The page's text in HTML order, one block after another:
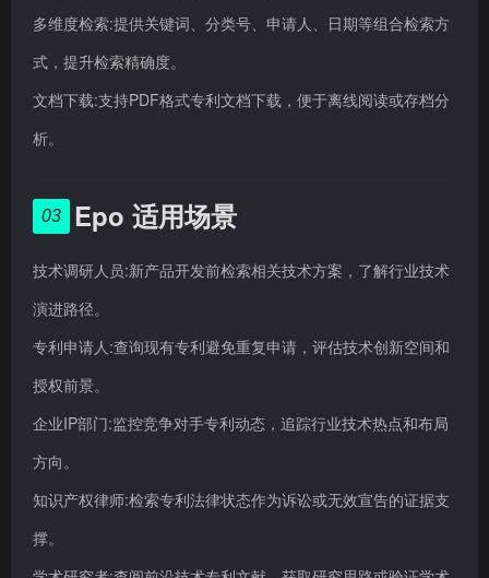
多维度检索:提供关键词、分类号、申请人、日期等组合检索方
式，提升检索精确度。
文档下载:支持PDF格式专利文档下载，便于离线阅读或存档分
析。
03 Epo 适用场景
技术调研人员:新产品开发前检索相关技术方案，了解行业技术
演进路径。
专利申请人:查询现有专利避免重复申请，评估技术创新空间和
授权前景。
企业IP部门:监控竞争对手专利动态，追踪行业技术热点和布局
方向。
知识产权律师:检索专利法律状态作为诉讼或无效宣告的证据支
撑。